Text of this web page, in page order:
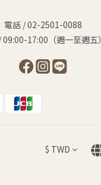
電話 / 02-2501-0088
17:00（週一至週五）
$ TWD